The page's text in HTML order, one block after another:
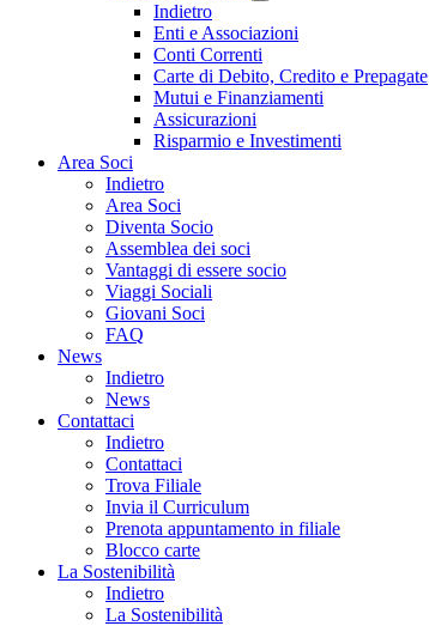
Indietro
Enti e Associazioni
Conti Correnti
Carte di Debito, Credito e Prepagate
Mutui e Finanziamenti
Assicurazioni
Risparmio e Investimenti
Area Soci
Indietro
Area Soci
Diventa Socio
Assemblea dei soci
Vantaggi di essere socio
Viaggi Sociali
Giovani Soci
FAQ
News
Indietro
News
Contattaci
Indietro
Contattaci
Trova Filiale
Invia il Curriculum
Prenota appuntamento in filiale
Blocco carte
La Sostenibilità
Indietro
La Sostenibilità